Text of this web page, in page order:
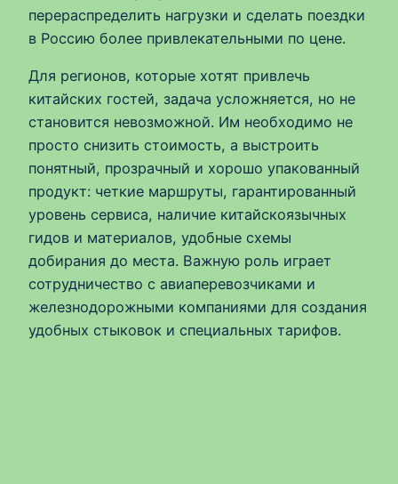
перераспределить нагрузки и сделать поездки
в Россию более привлекательными по цене.
Для регионов, которые хотят привлечь
китайских гостей, задача усложняется, но не
становится невозможной. Им необходимо не
просто снизить стоимость, а выстроить
понятный, прозрачный и хорошо упакованный
продукт: четкие маршруты, гарантированный
уровень сервиса, наличие китайскоязычных
гидов и материалов, удобные схемы
добирания до места. Важную роль играет
сотрудничество с авиаперевозчиками и
железнодорожными компаниями для создания
удобных стыковок и специальных тарифов.